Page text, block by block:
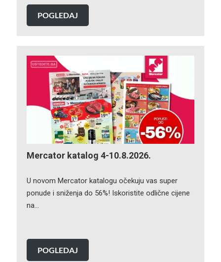
POGLEDAJ
Mercator katalog 4-10.8.2026.
U novom Mercator katalogu očekuju vas super
ponude i sniženja do 56%! Iskoristite odlične cijene
na…
POGLEDAJ